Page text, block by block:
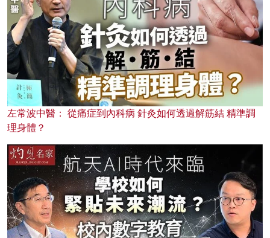
左常波中醫： 從痛症到內科病 針灸如何透過解筋結 精準調
理身體？